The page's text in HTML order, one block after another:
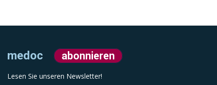
medoc abonnieren
Lesen Sie unseren Newsletter!